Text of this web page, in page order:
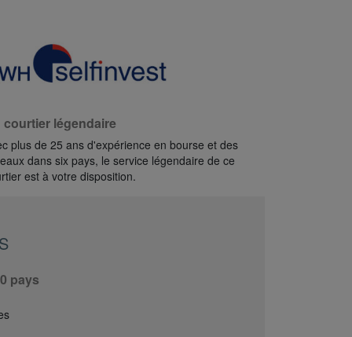
courtier légendaire
plus de 25 ans d'expérience en bourse et des
dans six pays, le service légendaire de ce
est à votre disposition.
pays